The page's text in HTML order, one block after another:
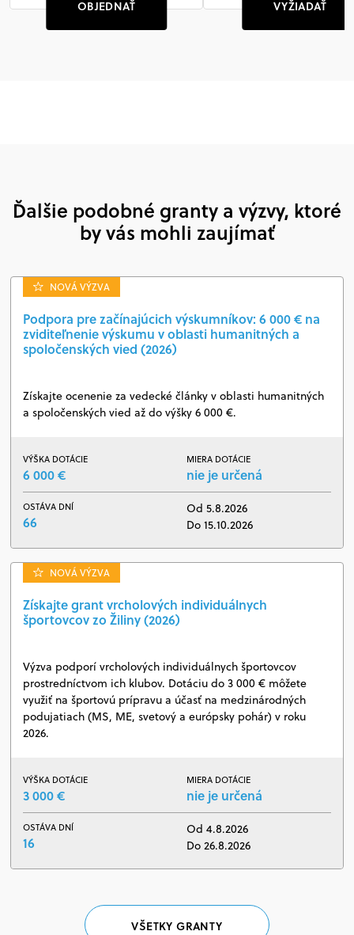
OBJEDNAŤ VYŽIADAŤ
Ďalšie podobné granty a výzvy, ktoré
by vás mohli zaujímať
NOVÁ VÝZVA
Podpora pre začínajúcich výskumníkov: 6 000 € na
zviditeľnenie výskumu v oblasti humanitných a
spoločenských vied (2026)
Získajte ocenenie za vedecké články v oblasti humanitných
a spoločenských vied až do výšky 6 000 €.
VÝŠKA DOTÁCIE
6 000 €
MIERA DOTÁCIE
nie je určená
OSTÁVA DNÍ
66
Od 5.8.2026
Do 15.10.2026
NOVÁ VÝZVA
Získajte grant vrcholových individuálnych
športovcov zo Žiliny (2026)
Výzva podporí vrcholových individuálnych športovcov
prostredníctvom ich klubov. Dotáciu do 3 000 € môžete
využiť na športovú prípravu a účasť na medzinárodných
podujatiach (MS, ME, svetový a európsky pohár) v roku
2026.
VÝŠKA DOTÁCIE
3 000 €
MIERA DOTÁCIE
nie je určená
OSTÁVA DNÍ
16
Od 4.8.2026
Do 26.8.2026
VŠETKY GRANTY